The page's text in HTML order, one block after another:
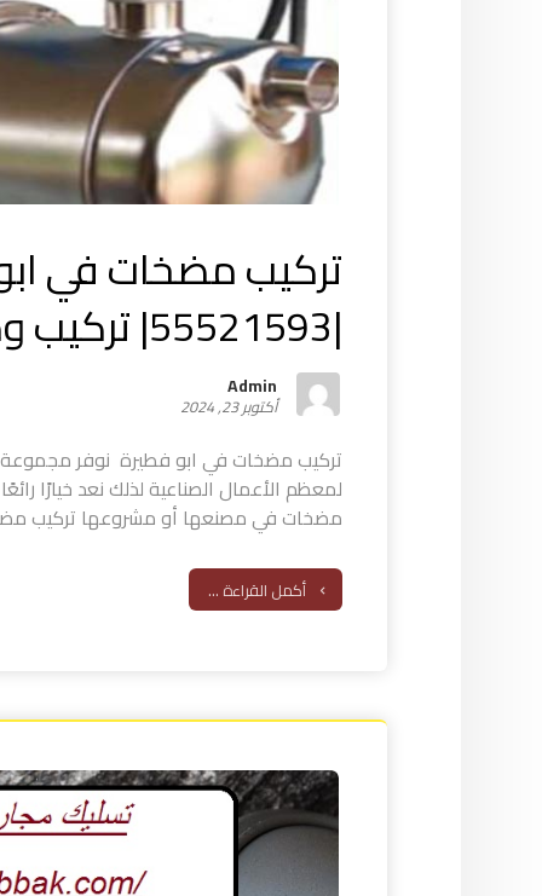
تركيب مضخات في
|55521593| تركيب وصيانة
Admin
أكتوبر 23, 2024
تركيب مضخات في ابو فطيرة نوفر مجموعة
لمعظم الأعمال الصناعية لذلك نعد خيارًا
مضخات في مصنعها أو مشروعها تركيب
أكمل القراءة ...